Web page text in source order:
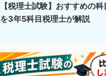
【税理士試験】おすすめの
を3年5科目税理士が解説